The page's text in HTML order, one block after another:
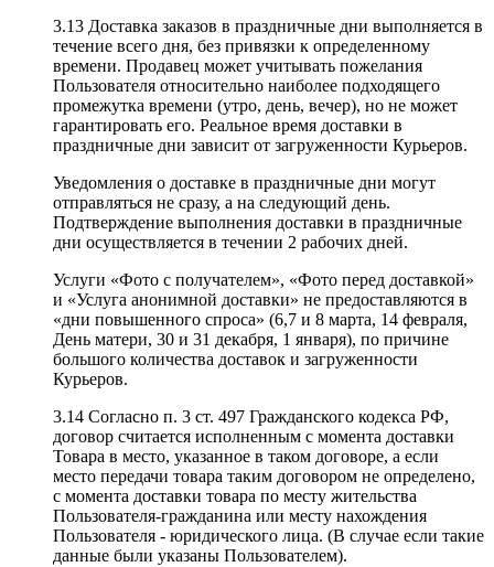
3.13 Доставка заказов в праздничные дни выполняется в
течение всего дня, без привязки к определенному
времени. Продавец может учитывать пожелания
Пользователя относительно наиболее подходящего
промежутка времени (утро, день, вечер), но не может
гарантировать его. Реальное время доставки в
праздничные дни зависит от загруженности Курьеров.
Уведомления о доставке в праздничные дни могут
отправляться не сразу, а на следующий день.
Подтверждение выполнения доставки в праздничные
дни осуществляется в течении 2 рабочих дней.
Услуги «Фото с получателем», «Фото перед доставкой»
и «Услуга анонимной доставки» не предоставляются в
«дни повышенного спроса» (6,7 и 8 марта, 14 февраля,
День матери, 30 и 31 декабря, 1 января), по причине
большого количества доставок и загруженности
Курьеров.
3.14 Согласно п. 3 ст. 497 Гражданского кодекса РФ,
договор считается исполненным с момента доставки
Товара в место, указанное в таком договоре, а если
место передачи товара таким договором не определено,
с момента доставки товара по месту жительства
Пользователя-гражданина или месту нахождения
Пользователя - юридического лица. (В случае если такие
данные были указаны Пользователем).